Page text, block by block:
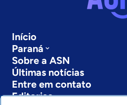
Início
Paraná
Sobre a ASN
Últimas notícias
Entre em contato
Editorias